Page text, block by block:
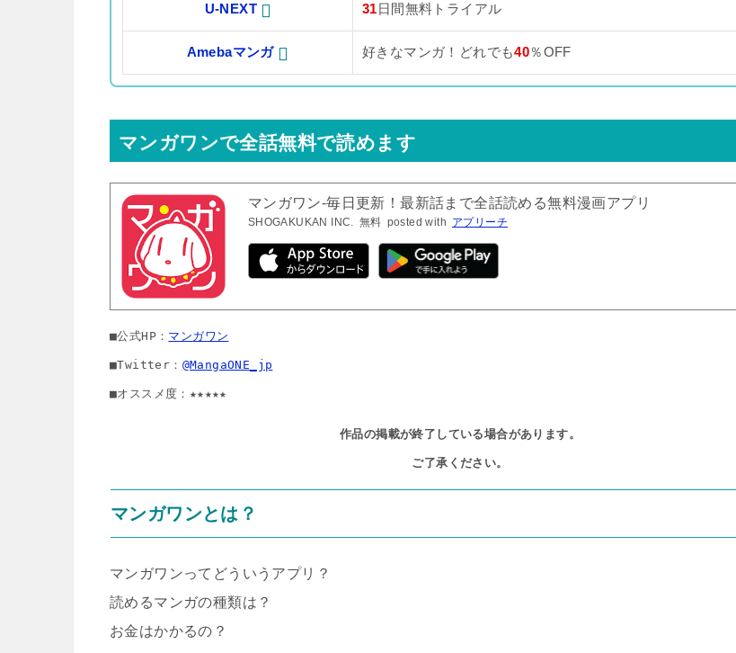
U-NEXT 31 日間無料トライアル
Amebaマンガ 好きなマンガ！どれでも40％OFF
マンガワンで全話無料で読めます
マンガワン-毎日更新！最新話まで全話読める無料漫画アプリ
SHOGAKUKAN INC. 無料 posted with アプリーチ
■公式HP： マンガワン
■Twitter： @MangaONE_jp
■オススメ度：★★★★★
作品の掲載が終了している場合があります。
ご了承ください。
マンガワンとは？
マンガワンってどういうアプリ？
読めるマンガの種類は？
お金はかかるの？